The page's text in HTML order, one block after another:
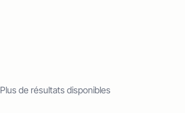
Plus de résultats disponibles